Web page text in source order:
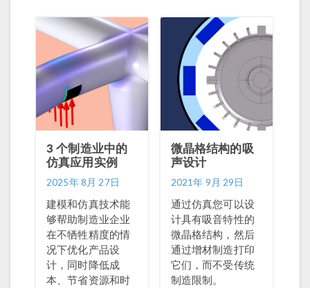
3 个制造业中的
仿真应用实例
2025年 8月 27日
建模和仿真技术能
够帮助制造业企业
在不牺牲精度的情
况下优化产品设
计，同时降低成
本、节省资源和时
微晶格结构的吸
声设计
2021年 9月 29日
通过仿真您可以设
计具有吸音特性的
微晶格结构，然后
通过增材制造打印
它们，而不受传统
制造限制。